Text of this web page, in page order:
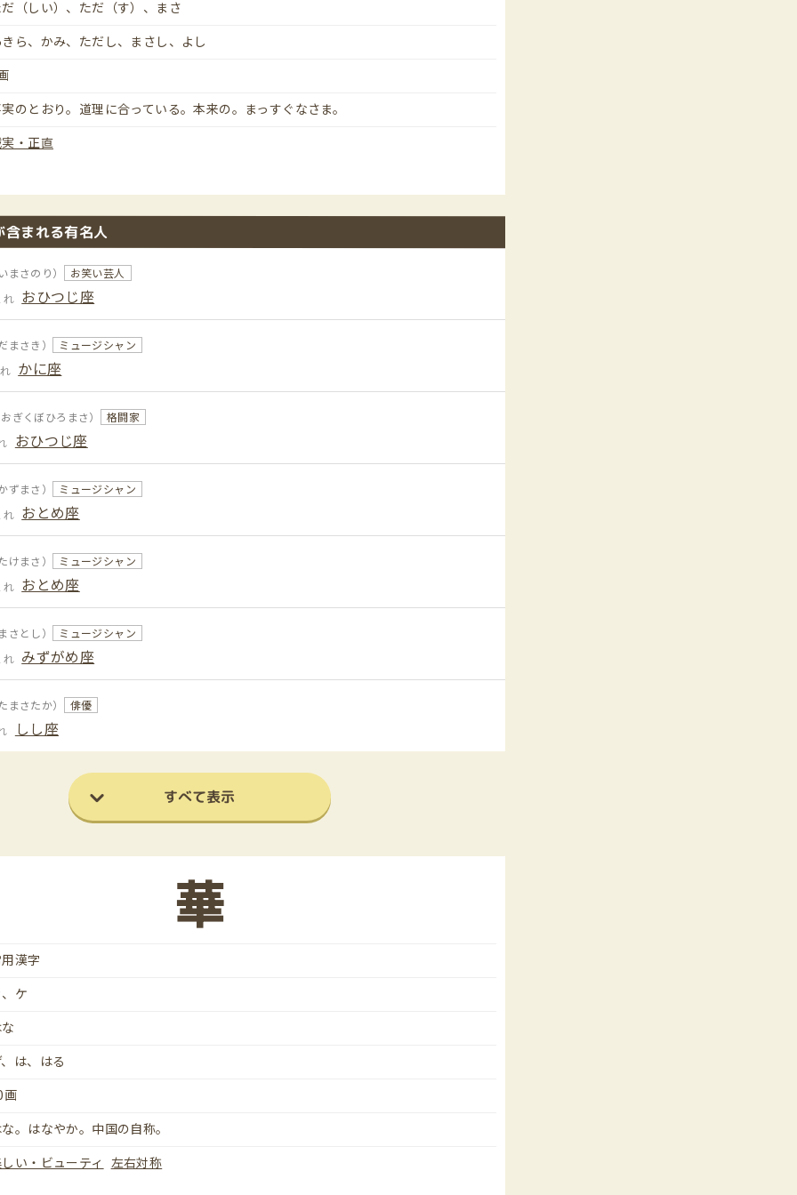
（しい）、ただ（す）、まさ
ら、かみ、ただし、まさし、よし
のとおり。道理に合っている。本来の。まっすぐなさま。
・正直
まれる有名人
まさのり） お笑い芸人
れ おひつじ座
まさき） ミュージシャン
かに座
ぎくぼひろまさ） 格闘家
おひつじ座
ずまさ） ミュージシャン
れ おとめ座
けまさ） ミュージシャン
れ おとめ座
さとし） ミュージシャン
れ みずがめ座
まさたか） 俳優
しし座
すべて表示
華
漢字
ケ
は、はる
画
。はなやか。中国の自称。
い・ビューティ 左右対称